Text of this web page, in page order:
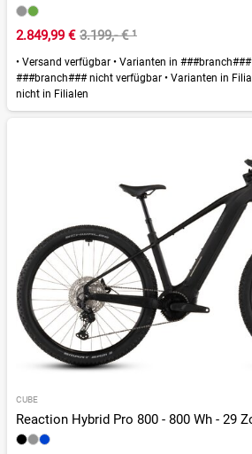
2.849,99 € 3.199,- €¹
• Versand verfügbar • Varianten in
###branch### nicht verfügbar • Varianten in
nicht in Filialen
CUBE
Reaction Hybrid Pro 800 - 800 Wh - 29